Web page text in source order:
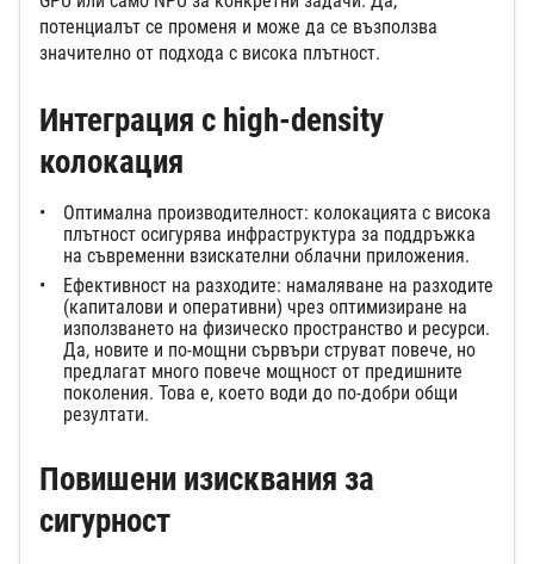
потенциалът се променя и може да се възползва
значително от подхода с висока плътност.
Интеграция с high-density
колокация
Оптимална производителност: колокацията с висока
плътност осигурява инфраструктура за поддръжка
на съвременни взискателни облачни приложения.
Ефективност на разходите: намаляване на разходите
(капиталови и оперативни) чрез оптимизиране на
използването на физическо пространство и ресурси.
Да, новите и по-мощни сървъри струват повече, но
предлагат много повече мощност от предишните
поколения. Това е, което води до по-добри общи
резултати.
Повишени изисквания за
сигурност